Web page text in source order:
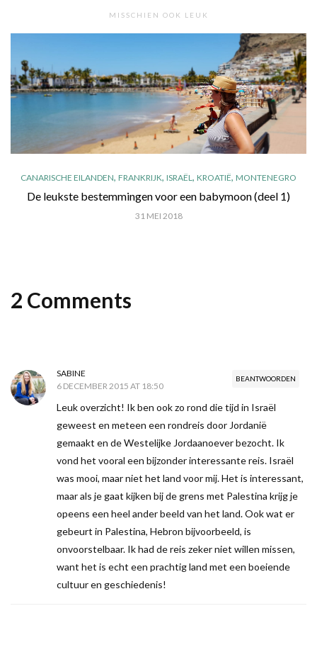
MISSCHIEN OOK LEUK
CANARISCHE EILANDEN, FRANKRIJK, ISRAËL, KROATIË, MONTENEGRO
De leukste bestemmingen voor een babymoon (deel 1)
31 MEI 2018
2 Comments
BEANTWOORDEN
SABINE
6 DECEMBER 2015 AT 18:50
Leuk overzicht! Ik ben ook zo rond die tijd in Israël
geweest en meteen een rondreis door Jordanië
gemaakt en de Westelijke Jordaanoever bezocht. Ik
vond het vooral een bijzonder interessante reis. Israël
was mooi, maar niet het land voor mij. Het is interessant,
maar als je gaat kijken bij de grens met Palestina krijg je
opeens een heel ander beeld van het land. Ook wat er
gebeurt in Palestina, Hebron bijvoorbeeld, is
onvoorstelbaar. Ik had de reis zeker niet willen missen,
want het is echt een prachtig land met een boeiende
cultuur en geschiedenis!